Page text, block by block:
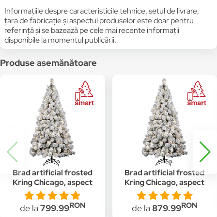
Informațiile despre caracteristicile tehnice, setul de livrare,
țara de fabricație și aspectul produselor este doar pentru
referință și se bazează pe cele mai recente informații
disponibile la momentul publicării.
Produse asemănătoare
Brad artificial frosted
Kring Chicago, aspect
nins, 180 cm, lumina
calda, adaptor
smart/control prin
de la799.99RON
Brad artificial frosted
Kring Chicago, aspect
nins, 210 cm, lumina
calda, adaptor smart,
PP, ace 3D, suport
de la 879.99RON